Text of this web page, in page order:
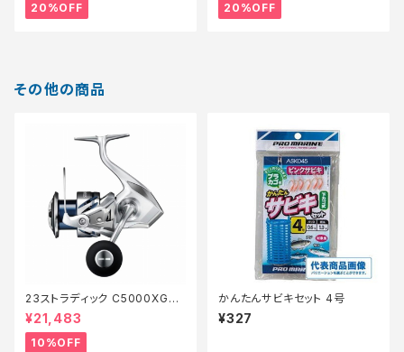
20%OFF 20%OFF
その他の商品
23ストラディック C5000XG
【継続セール_リール】【10】
¥21,483
10%OFF
かんたんサビキセット 4号
¥327